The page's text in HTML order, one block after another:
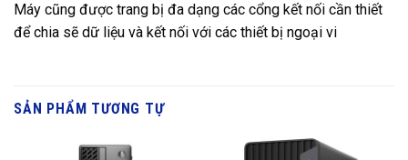
Máy cũng được trang bị đa dạng các cổng kết nối cần thiết
để chia sẽ dữ liệu và kết nối với các thiết bị ngoại vi
SẢN PHẨM TƯƠNG TỰ